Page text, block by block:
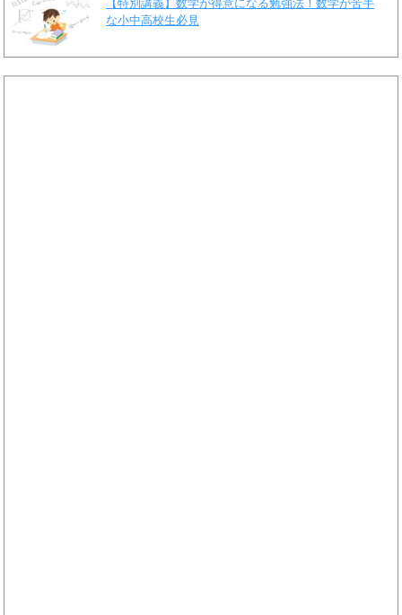
【特別講義】数学が得意になる勉強法！数学が苦手
な小中高校生必見